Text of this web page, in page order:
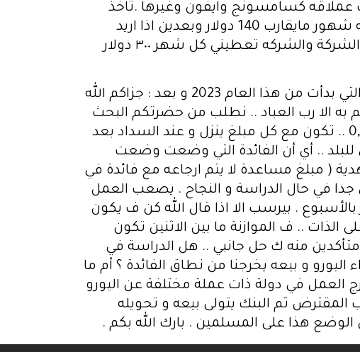
كسامسونج وايفون وغيرها .تاخذ
الشركة مني كمؤثر صغير لديها ٦٠ دولار رسوم اشتراك لثلاثه شهور واكسب خلال الثلاثه شهور مايقارب 140 دولار وبعدين اذا اريد
تجديد الاشتراك ب٦٠ دولار وهكذا واذا جلبت لهم اعضاء مؤثرين اسجلهم في فرقي في الشركة والشركه تعطيني كل شهر ٣٠٠ دولار
بسم الله الرحمن الرحيم . موضوع الفائدة التي وضعت على قرض الطالب في هولندا و التي بدأت من هذا العام 2023 و بعد : جزاكم الله
به الا رب العباد .. نطلب من حضرتكم البحث
و البت في هذا الأمر حتى يمكنني نشر الفتوى لجميع الطلبة هنا .. الفائدة التي فرضت 0,47 .. تكون مع كل مبلغ ينزل و عند السداد بعد
للتضخم المالي للبلد .. أي أن الفائدة التي وضعت وضعت
( مبلغ مساعدة لا يتم ارجاعه مع فائدة في
جدا في حال الدراسة و النجاح . يصعب العمل
بتوفر له أقساطه و دراسته أي ما يكون ٢٠ ساعة او أكثر بالأسبوع . بيرسب الا اذا قال الله كن ف يكون
.. ف الموازنة ما بين الاثنين تكون
منه ك حل جانبي .. هل الدراسة في
و بيعه يخرجنا من نطاق الفائدة ؟ أم ما
العمل في دولة ذات عملة مختلفة عن اليورو
ثم البنك يتولى بيعه و تحويله
هذا على المسلمين . بارك الله بكم .